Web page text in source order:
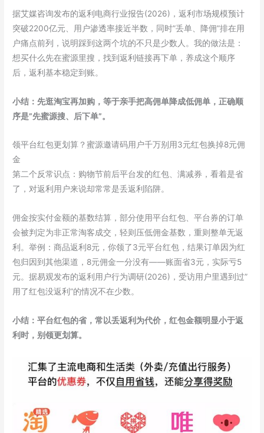
据艾媒咨询发布的返利电商行业报告(2026)，返利市场规模预计
突破2200亿元、用户渗透率接近半数，同时”丢单、降佣”排在用
户痛点前列，说明踩到这两个坑的不只是少数人。我的做法是：
想买什么先在蜜源里搜，找到返利链接再下单，养成这个顺序
后，返利基本稳定到账。
小结：先逛淘宝再加购，等于亲手把高佣单降成低佣单，正确顺
序是”先蜜源搜、后下单”。
领平台红包更划算？蜜源邀请码用户千万别用3元红包换掉8元佣
金
第二个反常识点：购物节前后平台发的红包、满减券，看着是省
了，对返利用户来说却常常是丢返利陷阱。
佣金按实付金额的基数结算，部分使用平台红包、平台券的订单
会被判定为非正常淘客成交，轻则压低佣金基数，重则整单无返
利。举例：商品返利8元，你领了3元平台红包，结果订单因为红
包归因到其他渠道，8元佣金一分没有——账面省3元，实际亏5
元。据易观发布的返利用户行为调研(2026)，受访用户里遇到过”
用了红包没返利”的情况不在少数。
小结：平台红包的省，常以丢返利为代价，红包金额明显小于返
利时，别领更划算。